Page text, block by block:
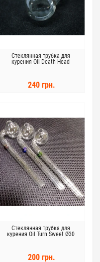
Стеклянная трубка для
курения Oil Death Head
240 грн.
Стеклянная трубка для
курения Oil Turn Sweet Ø30
200 грн.